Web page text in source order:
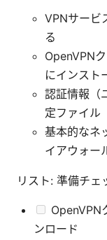
VPNサービ
る
OpenVPN
にインスト
認証情報（
定ファイル
基本的なネ
イアウォー
リスト: 準備チェ
OpenVPN
ンロード